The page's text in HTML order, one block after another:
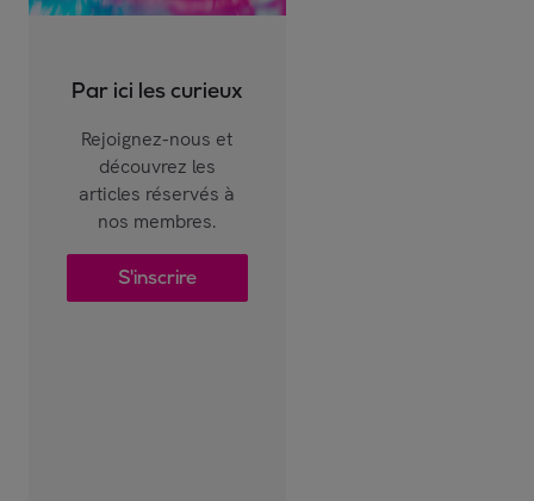
Par ici les curieux
Rejoignez-nous et
découvrez les
articles réservés à
nos membres.
S'inscrire